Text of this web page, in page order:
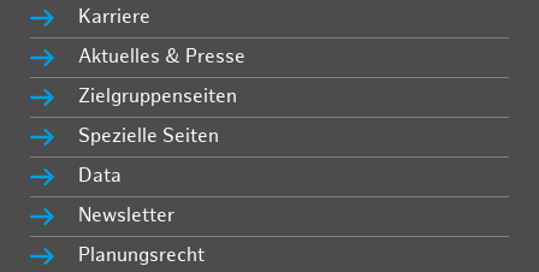
Karriere
Aktuelles & Presse
Zielgruppenseiten
Spezielle Seiten
Data
Newsletter
Planungsrecht